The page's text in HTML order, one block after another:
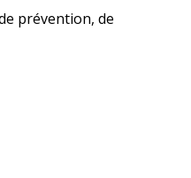
prévention, de